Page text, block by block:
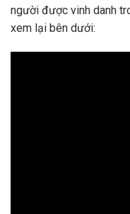
người được vinh danh
xem lại bên dưới: